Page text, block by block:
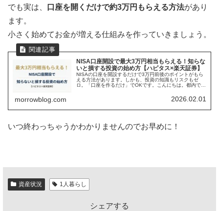
でも実は、 口座を開くだけで約3万円もらえる方法があり
ます。
小さく始めてお金が増える仕組みを作っていきましょう。
NISA口座開設で最大3万円相当もらえる！知らな
いと損する投資の始め方【ハピタス×楽天証券】
NISAの口座を開設するだけで3万円前後のポイントがもら
える方法があります。しかも、投資の知識もリスクもゼ
ロ。「口座を作るだけ」でOKです。こんにちは。都内で節
morrowblog.com 2026.02.01
いつ終わっちゃうかわかりませんのでお早めに！
資産状況 1人暮らし
シェアする